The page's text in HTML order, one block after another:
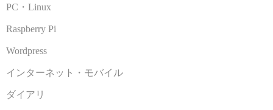
PC・Linux
Raspberry Pi
Wordpress
インターネット・モバイル
ダイアリ